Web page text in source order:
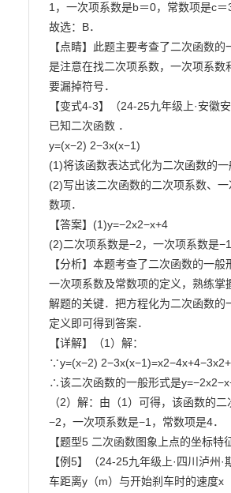
1，一次项系数是b＝0，常数项是c＝3
故选：B．
【点睛】此题主要考查了二次函数的
是注意在找二次项系数，一次项系数
要漏掉符号．
【变式4-3】（24-25九年级上·安徽安
已知二次函数 ．
y=(x−2) 2−3x(x−1)
(1)将该函数表达式化为二次函数的一
(2)写出该二次函数的二次项系数、
数项．
【答案】(1)y=−2x2−x+4
(2)二次项系数是−2，一次项系数是−1
【分析】本题考查了二次函数的一般
一次项系数及常数项的定义，熟练掌
解题的关键．把方程化为二次函数的
定义即可得到答案．
【详解】（1）解：
∵y=(x−2)
∴该二次函数的一般形式是
（2）解：由（1）可得，该函数的
−2，一次项系数是−1，常数项是4．
【题型5 二次函数图象上点的坐标特
【例5】（24-25九年级上·四川泸州·
车距离y（m）与开始刹车时的速度x